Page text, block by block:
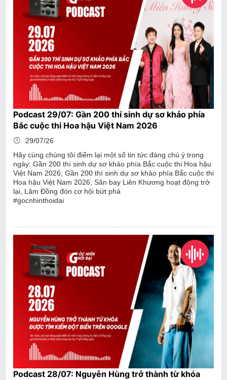
Podcast 29/07: Gần 200 thí sinh dự sơ khảo phía
Bắc cuộc thi Hoa hậu Việt Nam 2026
29/07/26
Hãy cùng chúng tôi điểm lại một số tin tức đáng chú ý trong
ngày: Gần 200 thí sinh dự sơ khảo phía Bắc cuộc thi Hoa hậu
Việt Nam 2026; Gần 200 thí sinh dự sơ khảo phía Bắc cuộc thi
Hoa hậu Việt Nam 2026; Sân bay Liên Khương hoạt động trở
lại, Lâm Đồng đón cơ hội bứt phá
#gocnhinthoidai
Podcast 28/07: Nguyễn Hùng trở thành từ khóa